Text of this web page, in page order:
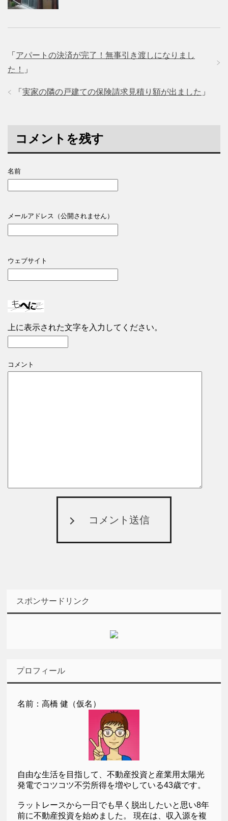
「 アパートの決済が完了！無事引き渡しになりまし
た！
」
「 実家の隣の戸建ての保険請求見積り額が出ました 」
コメントを残す
名前
メールアドレス（公開されません）
ウェブサイト
上に表示された文字を入力してください。
コメント
コメント送信
スポンサードリンク
プロフィール
名前：高橋 健（仮名）
自由な生活を目指して、不動産投資と産業用太陽光
発電でコツコツ不労所得を増やしている43歳です。
ラットレースから一日でも早く脱出したいと思い8年
前に不動産投資を始めました。 現在は、収入源を複